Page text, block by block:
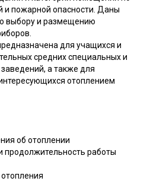
и пожарной опасности. Даны
выбору и размещению
для учащихся и
средних специальных и
а также для
отоплением
об отоплении
продолжительность работы